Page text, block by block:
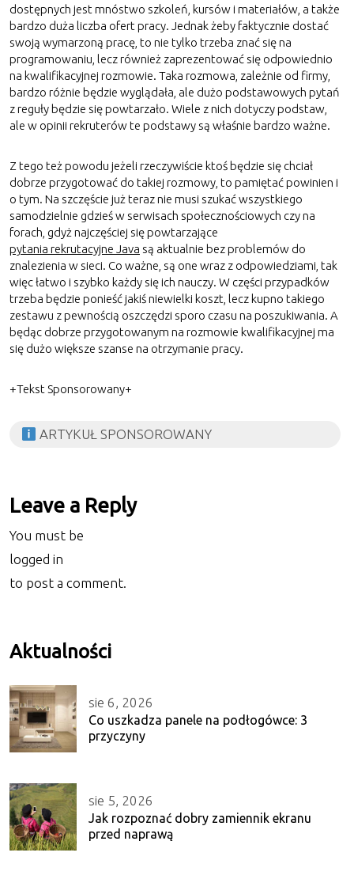
dostępnych jest mnóstwo szkoleń, kursów i materiałów, a także
bardzo duża liczba ofert pracy. Jednak żeby faktycznie dostać
swoją wymarzoną pracę, to nie tylko trzeba znać się na
programowaniu, lecz również zaprezentować się odpowiednio
na kwalifikacyjnej rozmowie. Taka rozmowa, zależnie od firmy,
bardzo różnie będzie wyglądała, ale dużo podstawowych pytań
z reguły będzie się powtarzało. Wiele z nich dotyczy podstaw,
ale w opinii rekruterów te podstawy są właśnie bardzo ważne.
Z tego też powodu jeżeli rzeczywiście ktoś będzie się chciał
dobrze przygotować do takiej rozmowy, to pamiętać powinien i
o tym. Na szczęście już teraz nie musi szukać wszystkiego
samodzielnie gdzieś w serwisach społecznościowych czy na
forach, gdyż najczęściej się powtarzające
pytania rekrutacyjne Java są aktualnie bez problemów do
znalezienia w sieci. Co ważne, są one wraz z odpowiedziami, tak
więc łatwo i szybko każdy się ich nauczy. W części przypadków
trzeba będzie ponieść jakiś niewielki koszt, lecz kupno takiego
zestawu z pewnością oszczędzi sporo czasu na poszukiwania. A
będąc dobrze przygotowanym na rozmowie kwalifikacyjnej ma
się dużo większe szanse na otrzymanie pracy.
+Tekst Sponsorowany+
ARTYKUŁ SPONSOROWANY
Leave a Reply
You must be
logged in
to post a comment.
Aktualności
sie 6, 2026
Co uszkadza panele na podłogówce: 3
przyczyny
sie 5, 2026
Jak rozpoznać dobry zamiennik ekranu
przed naprawą